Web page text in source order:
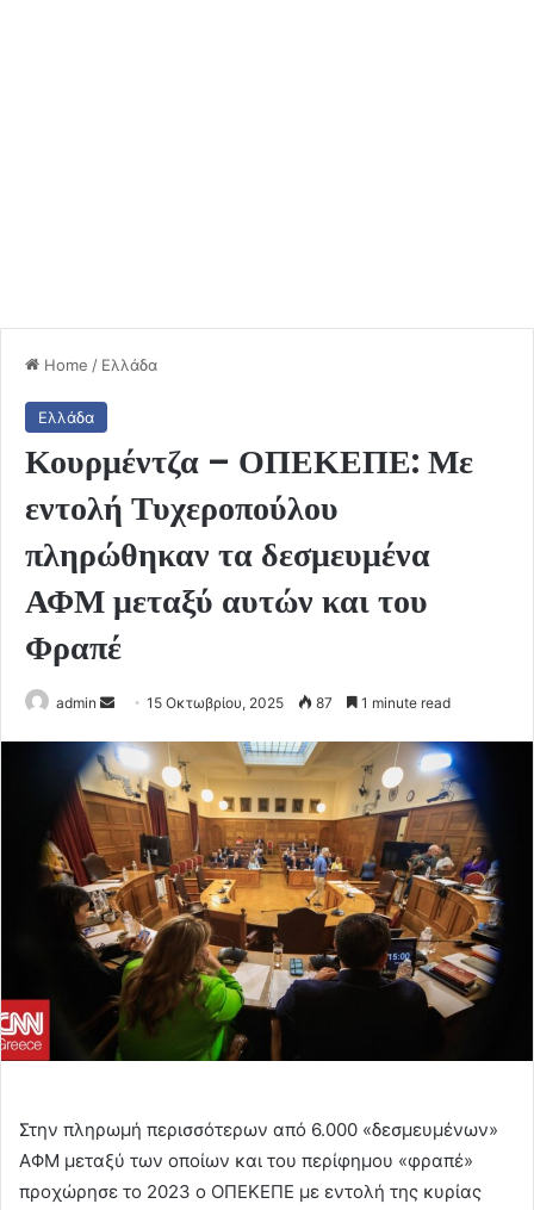
Home / Ελλάδα
Ελλάδα
Κουρμέντζα – ΟΠΕΚΕΠΕ: Με
εντολή Τυχεροπούλου
πληρώθηκαν τα δεσμευμένα
ΑΦΜ μεταξύ αυτών και του
Φραπέ
admin
Send
email
15 Οκτωβρίου, 2025 87 1 minute read
Στην πληρωμή περισσότερων από 6.000 «δεσμευμένων»
ΑΦΜ μεταξύ των οποίων και του περίφημου «φραπέ»
προχώρησε το 2023 ο ΟΠΕΚΕΠΕ με εντολή της κυρίας